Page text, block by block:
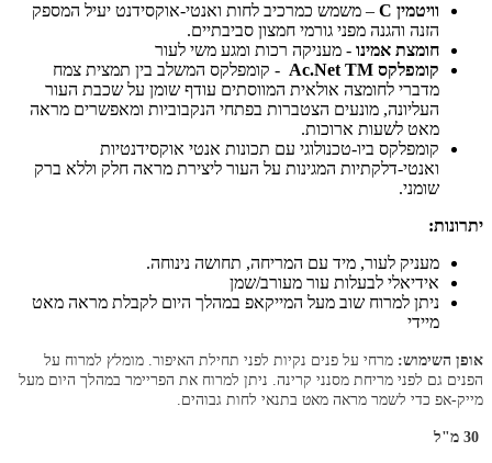
וויטמין C
– משמש כמרכיב לחות ואנטי-אוקסידנט יעיל המספק
הזנה והגנה מפני גורמי חמצון סביבתיים.
חומצת אמינו - מעניקה רכות ומגע משי לעור
קומפלקס Ac.Net TM
- קומפלקס המשלב בין תמצית צמח
מדברי לחומצה אולאית המווסתים עודף שומן על שכבת העור
העליונה, מונעים הצטברות בפתחי הנקבוביות ומאפשרים מראה
מאט לשעות ארוכות.
קומפלקס ביו-טכנולוגי עם תכונות אנטי אוקסידנטיות
ואנטי-דלקתיות המגינות על העור ליצירת מראה חלק וללא ברק
שומני.
יתרונות:
מעניק לעור, מיד עם המריחה, תחושה נינוחה.
אידיאלי לבעלות עור מעורב/שמן
ניתן למרוח שוב מעל המייקאפ במהלך היום לקבלת מראה מאט
מיידי
אופן השימוש: מרחי על פנים נקיות לפני תחילת האיפור. מומלץ למרוח על
הפנים גם לפני מריחת מסנני קרינה. ניתן למרוח את הפריימר במהלך היום מעל
מייק-אפ כדי לשמר מראה מאט בתנאי לחות גבוהים.
30 מ"ל